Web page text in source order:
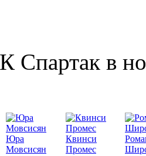
Спартак в
Юра
Мовсисян
Квинси
Промес